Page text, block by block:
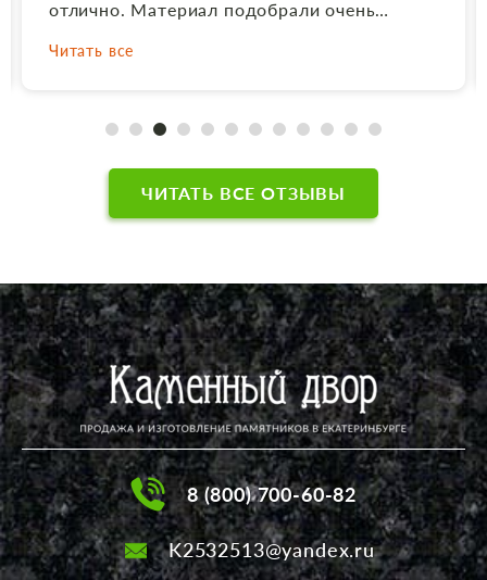
отлично. Материал подобрали очень
гаммой, которую я заказывала. Выполнили
врезали его в стеллу качественно, очень
грамотно и быстро составили
договор.Молодцы!!! Родственникам
понравилось. Рекомендую всем, очень
в итоге Вас разочароваться. Сейчас редко,
когда делаешь заказ и получаешь именно
то, что нужно. Работы сделаны
качественно, огромная благодарность
мастерам. Ещё раз спасибо! На Дальнем
Востоке я 2 года не могла найти
исполнителя на макет заказа, а Наталья
взялась. Рекомендую! Анжелика
Читать все
ЧИТАТЬ ВСЕ ОТЗЫВЫ
8 (800) 700-60-82
K2532513@yandex.ru